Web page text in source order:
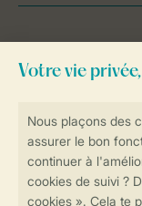
contactez notre